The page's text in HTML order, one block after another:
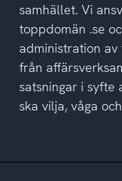
samhället. Vi
toppdomän .se
administration
från
satsningar i syfte
ska vilja, våga